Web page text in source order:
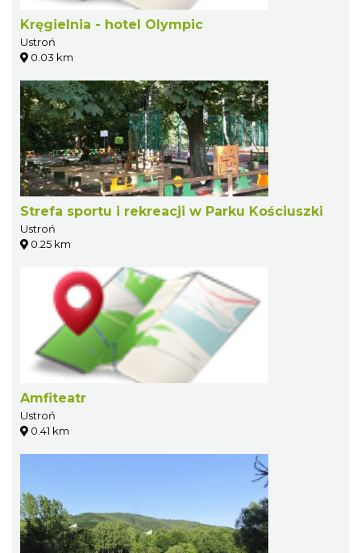
Kręgielnia - hotel Olympic
Ustroń
0.03 km
Strefa sportu i rekreacji w Parku Kościuszki
Ustroń
0.25 km
Amfiteatr
Ustroń
0.41 km